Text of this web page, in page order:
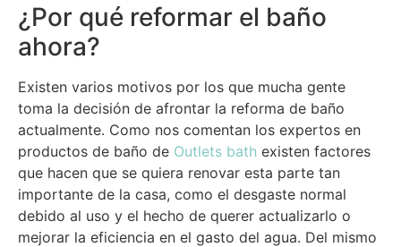
¿Por qué reformar el baño
ahora?
Existen varios motivos por los que mucha gente
toma la decisión de afrontar la reforma de baño
actualmente. Como nos comentan los expertos en
productos de baño de Outlets bath existen factores
que hacen que se quiera renovar esta parte tan
importante de la casa, como el desgaste normal
debido al uso y el hecho de querer actualizarlo o
mejorar la eficiencia en el gasto del agua. Del mismo